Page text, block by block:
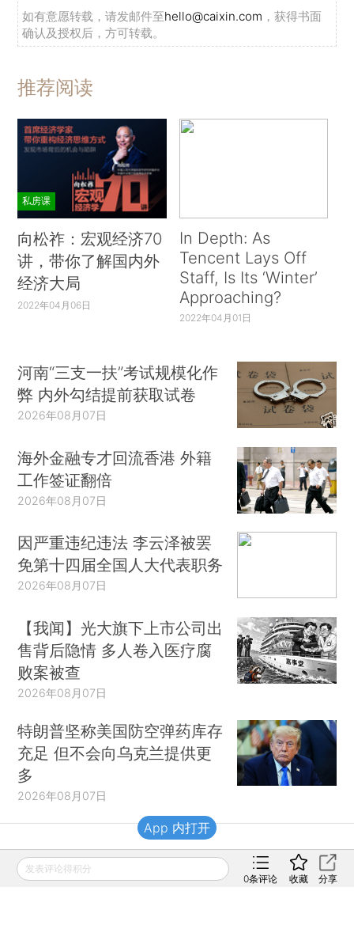
如有意愿转载，请发邮件至hello@caixin.com ，获得书面
确认及授权后，方可转载。
推荐阅读
私房课
向松祚：宏观经济70
讲，带你了解国内外
经济大局
2022年04月06日
In Depth: As
Tencent Lays Off
Staff, Is Its ‘Winter’
Approaching?
2022年04月01日
河南“三支一扶”考试规模化作
弊 内外勾结提前获取试卷
2026年08月07日
海外金融专才回流香港 外籍
工作签证翻倍
2026年08月07日
因严重违纪违法 李云泽被罢
免第十四届全国人大代表职务
2026年08月07日
【我闻】光大旗下上市公司出
售背后隐情 多人卷入医疗腐
败案被查
2026年08月07日
特朗普坚称美国防空弹药库存
充足 但不会向乌克兰提供更
多
2026年08月07日
财新移动
发表评论得积分
0条评论 收藏 分享
App 内打开